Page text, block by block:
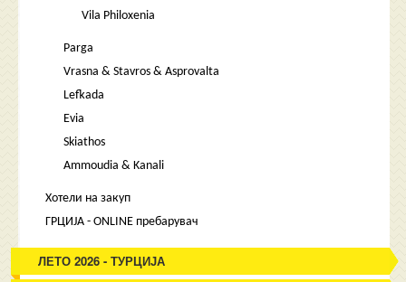
Vila Philoxenia
Parga
Vrasna & Stavros & Asprovalta
Lefkada
Evia
Skiathos
Ammoudia & Kanali
Хотели на закуп
ГРЦИЈА - ONLINE пребарувач
ЛЕТО 2026 - ТУРЦИЈА